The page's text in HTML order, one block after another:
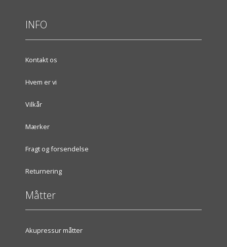
INFO
Kontakt os
Hvem er vi
Vilkår
Mærker
Fragt og forsendelse
Returnering
Måtter
Akupressur måtter